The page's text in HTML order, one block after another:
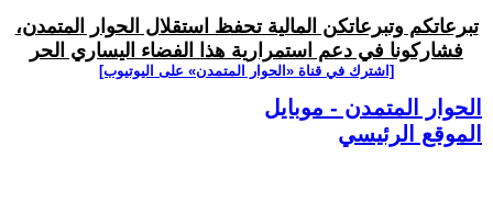
تبرعاتكم وتبرعاتكن المالية تحفظ استقلال الحوار المتمدن،
فشاركونا في دعم استمرارية هذا الفضاء اليساري الحر
[اشترك في قناة ‫«الحوار المتمدن» على اليوتيوب]
الحوار المتمدن - موبايل
الموقع الرئيسي